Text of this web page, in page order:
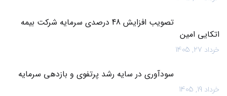
تصویب افزایش 48 درصدی سرمایه شرکت بیمه
اتکایی امین
خرداد 27, 1405
سودآوری در سایه رشد پرتفوی و بازدهی سرمایه
خرداد 19, 1405